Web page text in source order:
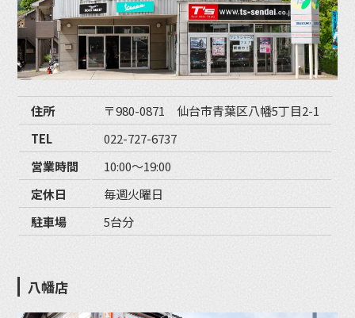
住所
〒980-0871 仙台市青葉区八幡5丁目2-1
TEL
022-727-6737
営業時間
10:00〜19:00
定休日
毎週火曜日
駐車場
5台分
八幡店